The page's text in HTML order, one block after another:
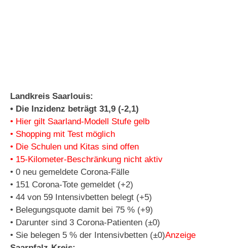
Landkreis Saarlouis:
• Die Inzidenz beträgt 31,9 (-2,1)
• Hier gilt Saarland-Modell Stufe gelb
• Shopping mit Test möglich
• Die Schulen und Kitas sind offen
• 15-Kilometer-Beschränkung nicht aktiv
• 0 neu gemeldete Corona-Fälle
• 151 Corona-Tote gemeldet (+2)
• 44 von 59 Intensivbetten belegt (+5)
• Belegungsquote damit bei 75 % (+9)
• Darunter sind 3 Corona-Patienten (±0)
• Sie belegen 5 % der Intensivbetten (±0)Anzeige